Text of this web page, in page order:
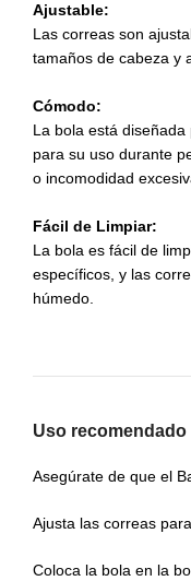
Ajustable:
Las correas son
tamaños de cabeza y
Cómodo:
La bola está
para su uso durante
o incomodidad
Fácil de Limpiar:
La bola es fácil de
específicos, y las
húmedo.
Uso recomendado
Asegúrate de que el
Ajusta las correas
Coloca la bola en la